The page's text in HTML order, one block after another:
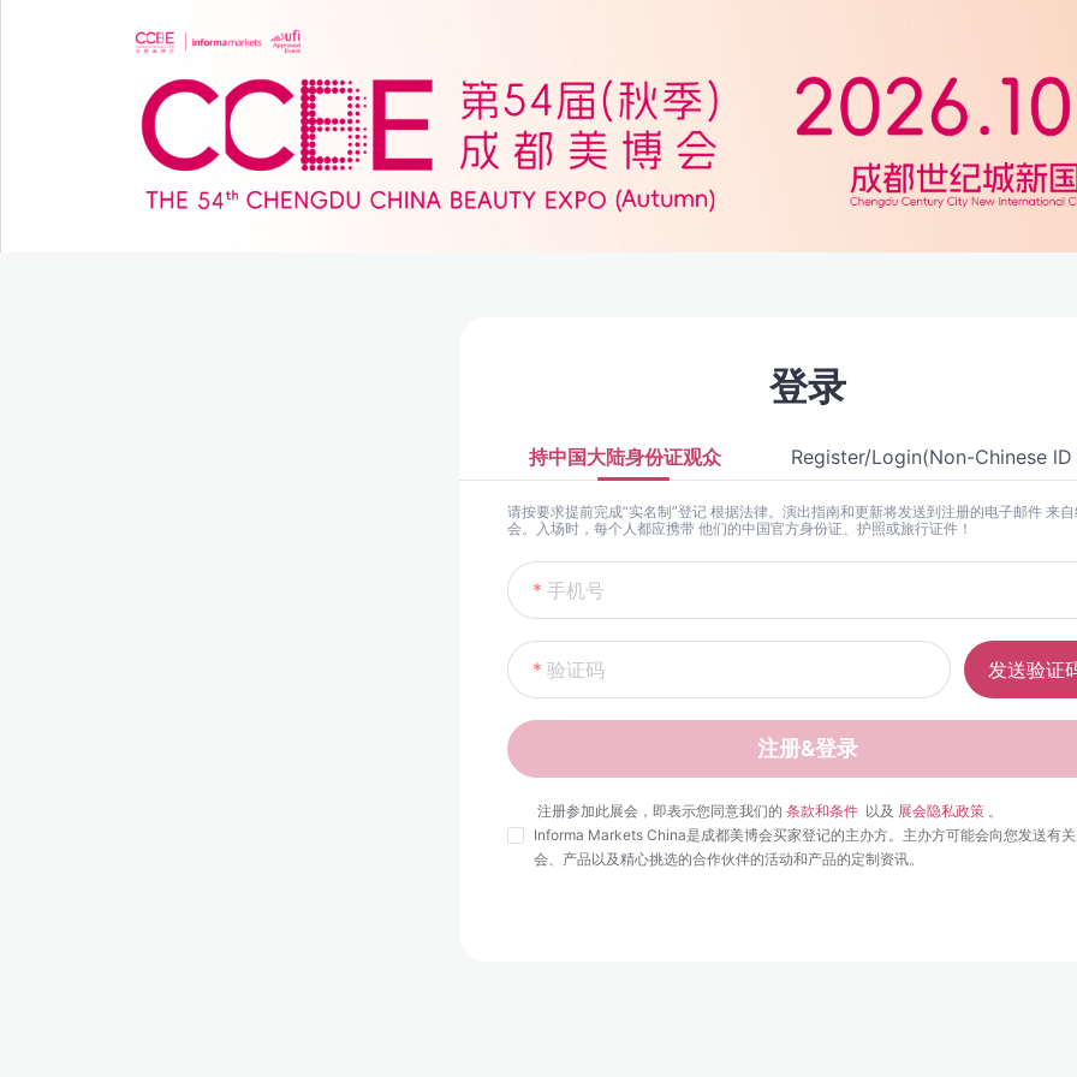
登录
持中国大陆身份证观众 Register/Login(Non-Chinese
请按要求提前完成“实名制”登记 根据法律。演出指南和更新将发送到注册的电子邮件 来
会。入场时，每个人都应携带 他们的中国官方身份证、护照或旅行证件！
手机号
发送验证
验证码
注册&登录
注册参加此展会，即表示您同意我们的 条款和条件 以及 展会隐私政策 。
Informa Markets China是成都美博会买家登记的主办方。主办方可能会向您发送有
会、产品以及精心挑选的合作伙伴的活动和产品的定制资讯。